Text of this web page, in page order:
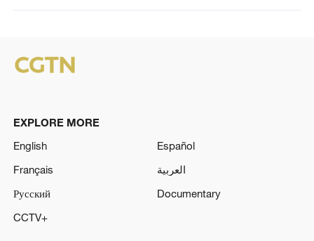
EXPLORE MORE
English
Español
Français
العربية
Русский
Documentary
CCTV+